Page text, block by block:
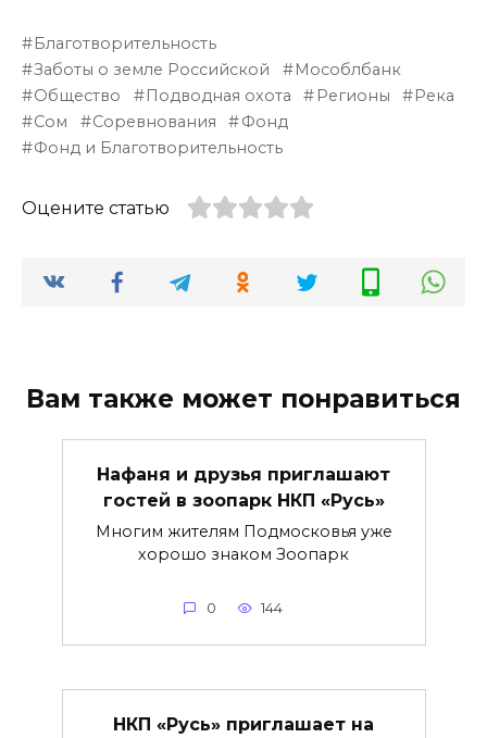
Благотворительность
Заботы о земле Российской
Мособлбанк
Общество
Подводная охота Регионы
Река
Сом
Соревнования
Фонд
Фонд и Благотворительность
Оцените статью
Вам также может понравиться
Нафаня и друзья приглашают
гостей в зоопарк НКП «Русь»
Многим жителям Подмосковья уже
хорошо знаком Зоопарк
0 144
НКП «Русь» приглашает на